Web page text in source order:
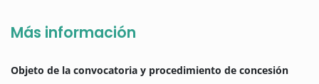
Más información
Objeto de la convocatoria y procedimiento de concesión